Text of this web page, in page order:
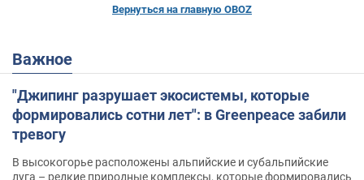
Вернуться на главную OBOZ
Важное
"Джипинг разрушает экосистемы, которые
формировались сотни лет": в Greenpeace забили
тревогу
В высокогорье расположены альпийские и субальпийские
луга – редкие природные комплексы, которые формировались